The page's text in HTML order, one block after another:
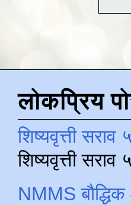
लोकप्रिय
शिष्यवृत्ती सराव
शिष्यवृत्ती
NMMS